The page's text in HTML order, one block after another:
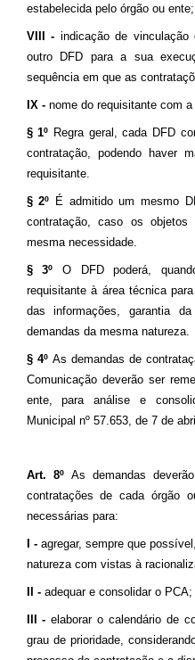
estabelecida pelo órgão ou ente;
VIII - indicação de
outro DFD para a sua
sequência em que as
IX -nome do requisitante com a
§ 1º Regra geral, cada DFD
contratação, podendo haver
requisitante.
§ 2º É admitido um mesmo
contratação, caso os
mesma necessidade.
§ 3º O DFD poderá,
requisitante à área técnica
das informações, garantia
demandas da mesma natureza.
§ 4º As demandas de
Comunicação deverão ser
ente, para análise e
Municipal nº 57.653, de 7 de
Art. 8º As demandas
contratações de cada órgão
necessárias para:
I -agregar, sempre que
natureza com vistas à
II -adequar e consolidar o PCA;
III - elaborar o calendário de
grau de prioridade,